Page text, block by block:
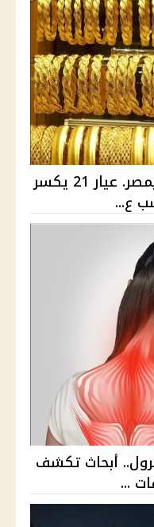
ارتفاع جديد بأسعار الذهب بمصر. عيار 21 يكسر
أبحاث تكشف
...